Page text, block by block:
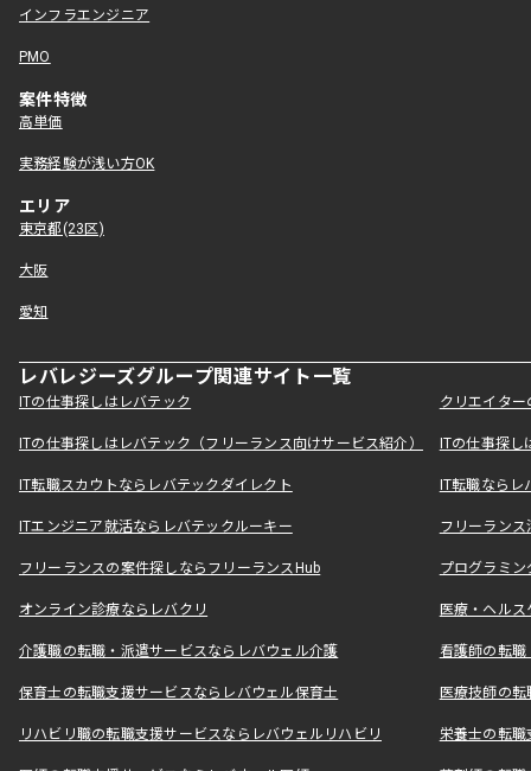
インフラエンジニア
PMO
案件特徴
高単価
実務経験が浅い方OK
エリア
東京都(23区)
大阪
愛知
レバレジーズグループ関連サイト一覧
ITの仕事探しはレバテック クリエイタ
ITの仕事探しはレバテック（フリーランス向けサービス紹介） ITの仕事探
IT転職スカウトならレバテックダイレクト IT転職なら
ITエンジニア就活ならレバテックルーキー フリーラン
フリーランスの案件探しならフリーランスHub プログラミ
オンライン診療ならレバクリ 医療・ヘル
介護職の転職・派遣サービスならレバウェル介護 看護師の転
保育士の転職支援サービスならレバウェル保育士 医療技師の
リハビリ職の転職支援サービスならレバウェルリハビリ 栄養士の転